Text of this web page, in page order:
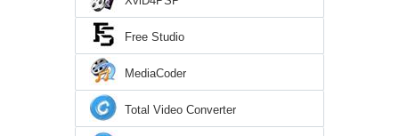
Free Studio
MediaCoder
Total Video Converter